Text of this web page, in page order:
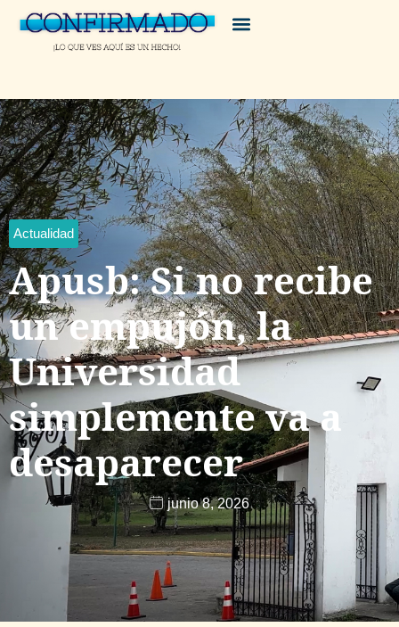
Actualidad
Apusb: Si no recibe
un empujón, la
Universidad
simplemente va a
desaparecer
junio 8, 2026